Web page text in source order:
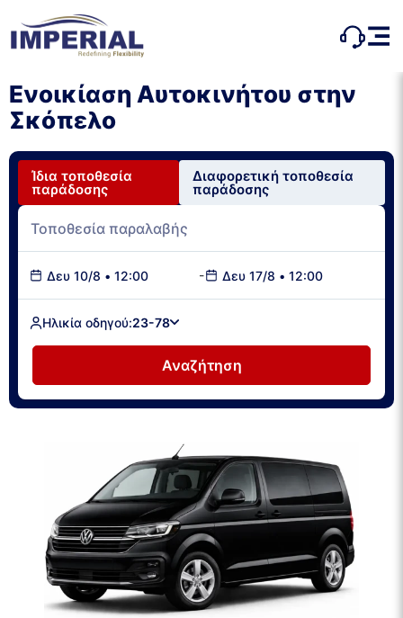
Ενοικίαση Αυτοκινήτου στην
Σκόπελο
Ίδια τοποθεσία
παράδοσης
Διαφορετική τοποθεσία
παράδοσης
Δευ 10/8 • 12:00 - Δευ 17/8 • 12:00
Ηλικία οδηγού:23-78
Αναζήτηση